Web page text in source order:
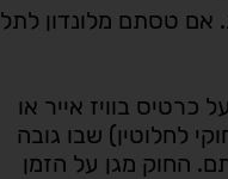
אם טסתם מלונדון לתל
העובדה ששילמתם 50 דולר על כרטיס בוויז אייר או
לחלוטין) שבו גובה
שרכשתם. החוק מגן על הזמן